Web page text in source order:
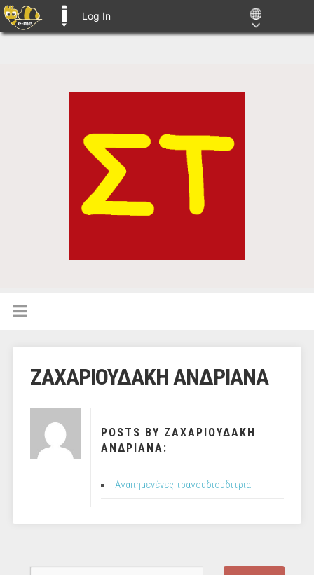
Log In
ΖΑΧΑΡΙΟΥΔΑΚΗ ΑΝΔΡΙΑΝΑ
POSTS BY ΖΑΧΑΡΙΟΥΔΑΚΗ
ΑΝΔΡΙΑΝΑ:
Αγαπημενένες τραγουδιουδιτρια